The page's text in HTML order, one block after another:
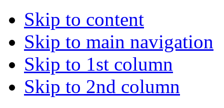
Skip to content
Skip to main navigation
Skip to 1st column
Skip to 2nd column